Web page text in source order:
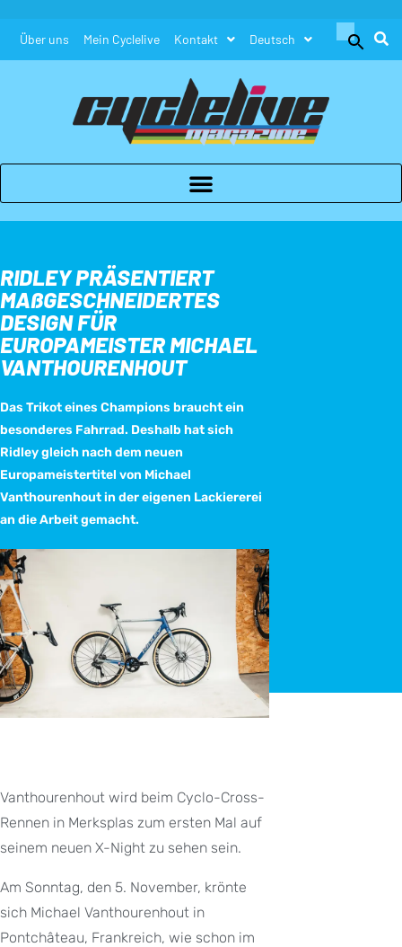
Über uns Mein Cyclelive Kontakt Deutsch
Search
Search Button
RIDLEY PRÄSENTIERT
MAßGESCHNEIDERTES
DESIGN FÜR
EUROPAMEISTER MICHAEL
VANTHOURENHOUT
Das Trikot eines Champions braucht ein
besonderes Fahrrad. Deshalb hat sich
Ridley gleich nach dem neuen
Europameistertitel von Michael
Vanthourenhout in der eigenen Lackiererei
an die Arbeit gemacht.
Vanthourenhout wird beim Cyclo-Cross-
Rennen in Merksplas zum ersten Mal auf
seinem neuen X-Night zu sehen sein.
Am Sonntag, den 5. November, krönte
sich Michael Vanthourenhout in
Pontchâteau, Frankreich, wie schon im